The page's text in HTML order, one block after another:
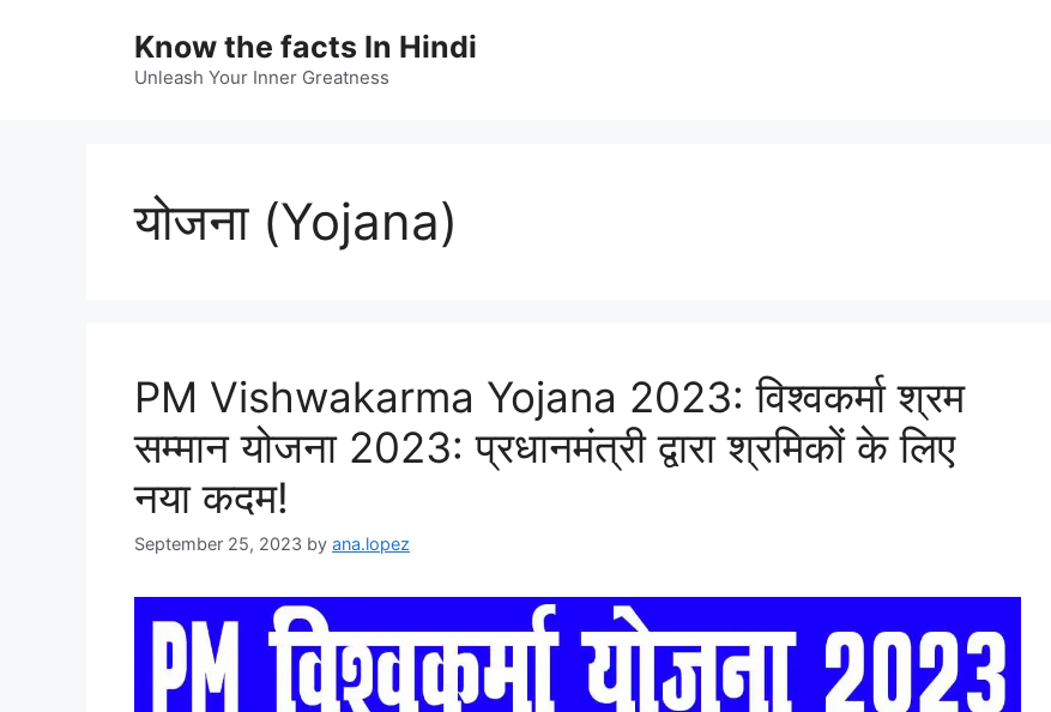
Know the facts In Hindi
Unleash Your Inner Greatness
योजना (Yojana)
PM Vishwakarma Yojana 2023: विश्वकर्मा श्रम
सम्मान योजना 2023: प्रधानमंत्री द्वारा श्रमिकों के लिए
नया कदम!
September 25, 2023 by ana.lopez